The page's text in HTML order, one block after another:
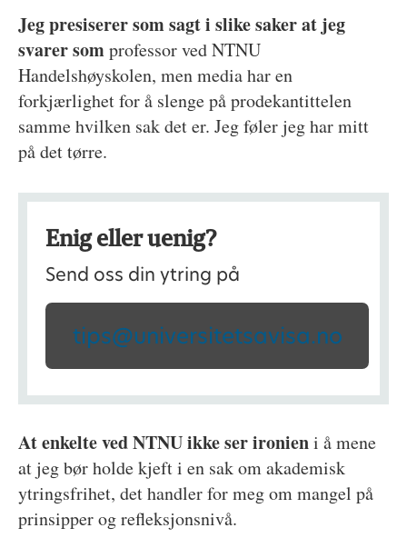
Jeg presiserer som sagt i slike saker at jeg
svarer somprofessor ved NTNU
Handelshøyskolen, men media har en
forkjærlighet for å slenge på prodekantittelen
samme hvilken sak det er. Jeg føler jeg har mitt
på det tørre.
Enig eller uenig?
Send oss din ytring på
tips@universitetsavisa.no
At enkelte ved NTNU ikke ser ironieni å mene
at jeg bør holde kjeft i en sak om akademisk
ytringsfrihet, det handler for meg om mangel på
prinsipper og refleksjonsnivå.